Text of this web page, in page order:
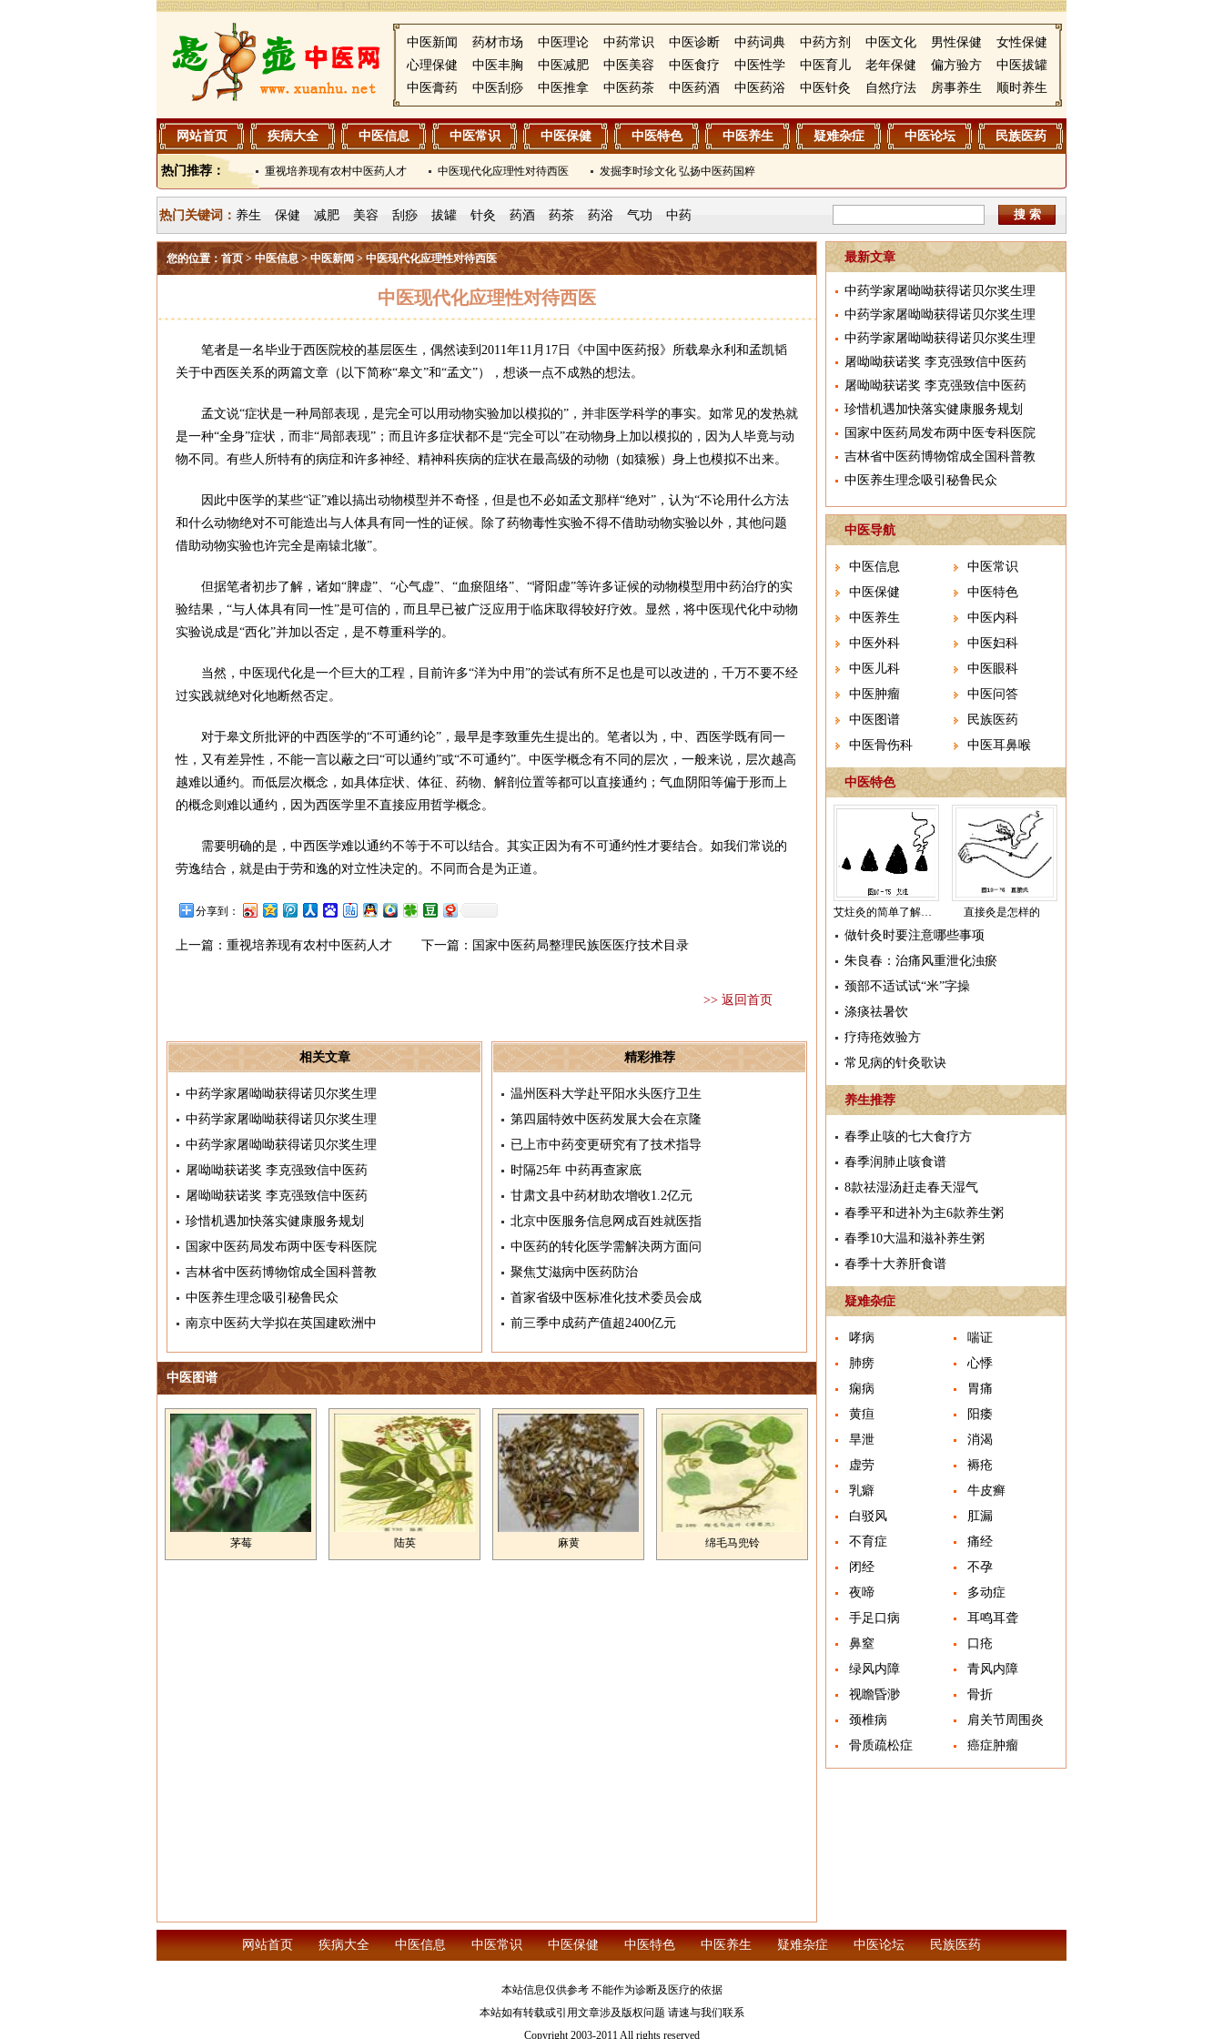
中医新闻 药材市场 中医理论 中药常识 中医诊断 中药词典 中药方剂 中医文化 男性保健
女性保健
心理保健
中医丰胸 中医减肥 中医美容 中医食疗 中医性学 中医育儿 老年保健 偏方验方
中医拔罐
中医膏药
中医刮痧 中医推拿 中医药茶 中医药酒 中医药浴 中医针灸 自然疗法 房事养生 顺时养生
网站首页 疾病大全 中医信息 中医常识 中医保健 中医特色 中医养生 疑难杂症 中医论坛 民族医药
热门推荐： 重视培养现有农村中医药人才 中医现代化应理性对待西医 发掘李时珍文化 弘扬中医药国粹
热门关键词： 养生 保健 减肥 美容 刮痧 拔罐 针灸 药酒 药茶 药浴 气功 中药 搜 索
您的位置：首页> 中医信息>中医新闻 > 中医现代化应理性对待西医
中医现代化应理性对待西医
笔者是一名毕业于西医院校的基层医生，偶然读到2011年11月17日《中国中医药报》所载皋永利和孟凯韬
关于中西医关系的两篇文章（以下简称“皋文”和“孟文”），想谈一点不成熟的想法。
孟文说“症状是一种局部表现，是完全可以用动物实验加以模拟的”，并非医学科学的事实。如常见的发热就
是一种“全身”症状，而非“局部表现”；而且许多症状都不是“完全可以”在动物身上加以模拟的，因为人毕竟与动
物不同。有些人所特有的病症和许多神经、精神科疾病的症状在最高级的动物（如猿猴）身上也模拟不出来。
因此中医学的某些“证”难以搞出动物模型并不奇怪，但是也不必如孟文那样“绝对”，认为“不论用什么方法
和什么动物绝对不可能造出与人体具有同一性的证候。除了药物毒性实验不得不借助动物实验以外，其他问题
借助动物实验也许完全是南辕北辙”。
但据笔者初步了解，诸如“脾虚”、“心气虚”、“血瘀阻络”、“肾阳虚”等许多证候的动物模型用中药治疗的实
验结果，“与人体具有同一性”是可信的，而且早已被广泛应用于临床取得较好疗效。显然，将中医现代化中动物
实验说成是“西化”并加以否定，是不尊重科学的。
当然，中医现代化是一个巨大的工程，目前许多“洋为中用”的尝试有所不足也是可以改进的，千万不要不经
过实践就绝对化地断然否定。
对于皋文所批评的中西医学的“不可通约论”，最早是李致重先生提出的。笔者以为，中、西医学既有同一
性，又有差异性，不能一言以蔽之曰“可以通约”或“不可通约”。中医学概念有不同的层次，一般来说，层次越高
越难以通约。而低层次概念，如具体症状、体征、药物、解剖位置等都可以直接通约；气血阴阳等偏于形而上
的概念则难以通约，因为西医学里不直接应用哲学概念。
需要明确的是，中西医学难以通约不等于不可以结合。其实正因为有不可通约性才要结合。如我们常说的
劳逸结合，就是由于劳和逸的对立性决定的。不同而合是为正道。
分享到：
上一篇： 重视培养现有农村中医药人才 下一篇： 国家中医药局整理民族医医疗技术目录
>> 返回首页
相关文章
中药学家屠呦呦获得诺贝尔奖生理
中药学家屠呦呦获得诺贝尔奖生理
中药学家屠呦呦获得诺贝尔奖生理
屠呦呦获诺奖 李克强致信中医药
屠呦呦获诺奖 李克强致信中医药
珍惜机遇加快落实健康服务规划
国家中医药局发布两中医专科医院
吉林省中医药博物馆成全国科普教
中医养生理念吸引秘鲁民众
南京中医药大学拟在英国建欧洲中
精彩推荐
温州医科大学赴平阳水头医疗卫生
第四届特效中医药发展大会在京隆
已上市中药变更研究有了技术指导
时隔25年 中药再查家底
甘肃文县中药材助农增收1.2亿元
北京中医服务信息网成百姓就医指
中医药的转化医学需解决两方面问
聚焦艾滋病中医药防治
首家省级中医标准化技术委员会成
前三季中成药产值超2400亿元
中医图谱
茅莓 陆英 麻黄 绵毛马兜铃
最新文章
中药学家屠呦呦获得诺贝尔奖生理
中药学家屠呦呦获得诺贝尔奖生理
中药学家屠呦呦获得诺贝尔奖生理
屠呦呦获诺奖 李克强致信中医药
屠呦呦获诺奖 李克强致信中医药
珍惜机遇加快落实健康服务规划
国家中医药局发布两中医专科医院
吉林省中医药博物馆成全国科普教
中医养生理念吸引秘鲁民众
中医导航
中医信息
中医常识
中医保健
中医特色
中医养生
中医内科
中医外科
中医妇科
中医儿科
中医眼科
中医肿瘤
中医问答
中医图谱
民族医药
中医骨伤科
中医耳鼻喉
中医特色
艾炷灸的简单了解介绍 直接灸是怎样的
做针灸时要注意哪些事项
朱良春：治痛风重泄化浊瘀
颈部不适试试“米”字操
涤痰祛暑饮
疗痔疮效验方
常见病的针灸歌诀
养生推荐
春季止咳的七大食疗方
春季润肺止咳食谱
8款祛湿汤赶走春天湿气
春季平和进补为主6款养生粥
春季10大温和滋补养生粥
春季十大养肝食谱
疑难杂症
哮病
喘证
肺痨
心悸
痫病
胃痛
黄疸
阳痿
旱泄
消渴
虚劳
褥疮
乳癖
牛皮癣
白驳风
肛漏
不育症
痛经
闭经
不孕
夜啼
多动症
手足口病
耳鸣耳聋
鼻窒
口疮
绿风内障
青风内障
视瞻昏渺
骨折
颈椎病
肩关节周围炎
骨质疏松症
癌症肿瘤
网站首页 疾病大全 中医信息 中医常识 中医保健 中医特色 中医养生 疑难杂症 中医论坛 民族医药
本站信息仅供参考 不能作为诊断及医疗的依据
本站如有转载或引用文章涉及版权问题 请速与我们联系
Copyright 2003-2011 All rights reserved